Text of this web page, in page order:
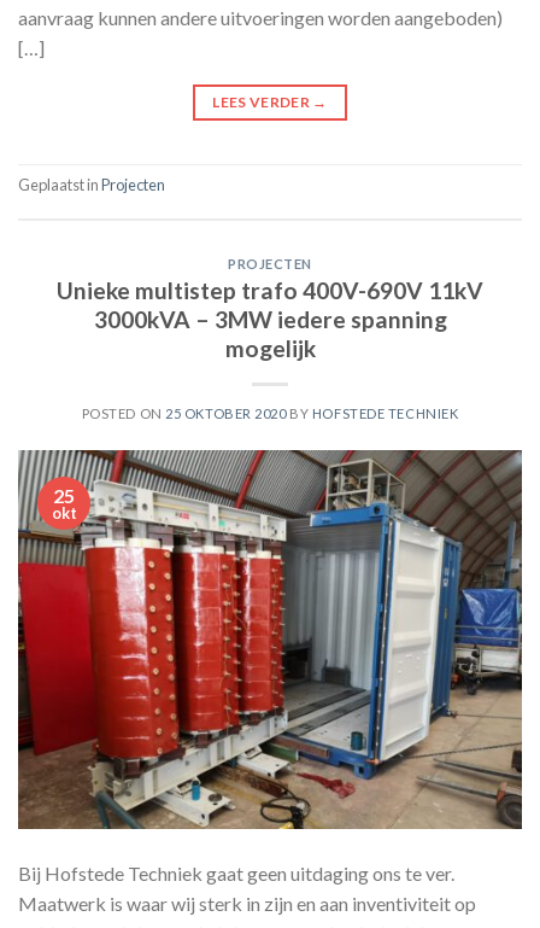
aanvraag kunnen andere uitvoeringen worden aangeboden)
[…]
LEES VERDER →
Geplaatst inProjecten
PROJECTEN
Unieke multistep trafo 400V-690V 11kV
3000kVA – 3MW iedere spanning
mogelijk
POSTED ON 25 OKTOBER 2020BY HOFSTEDE TECHNIEK
25
okt
Bij Hofstede Techniek gaat geen uitdaging ons te ver.
Maatwerk is waar wij sterk in zijn en aan inventiviteit op